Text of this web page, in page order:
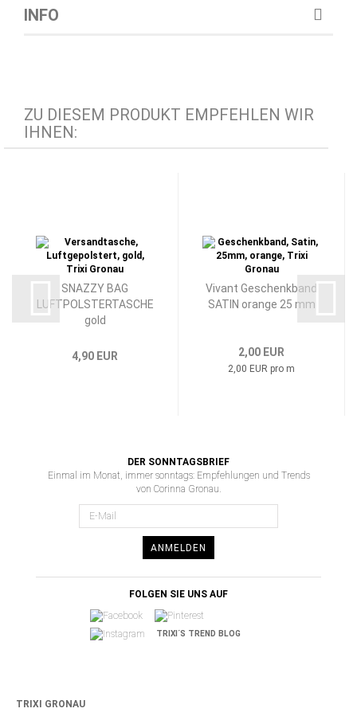
INFO
ZU DIESEM PRODUKT EMPFEHLEN WIR
IHNEN:
SNAZZY BAG
LUFTPOLSTERTASCHE
gold
4,90 EUR
Vivant Geschenkband
SATIN orange 25 mm
2,00 EUR
2,00 EUR pro m
DER SONNTAGSBRIEF
Einmal im Monat, immer sonntags: Empfehlungen und Trends
von Corinna Gronau.
ANMELDEN
FOLGEN SIE UNS AUF
TRIXI´S TREND BLOG
TRIXI GRONAU